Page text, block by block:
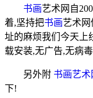
书画艺术网自
着,坚持把书画艺术网
址的麻烦我们今天上
载安装,无广告,无病毒
另外附 书画艺术
下!